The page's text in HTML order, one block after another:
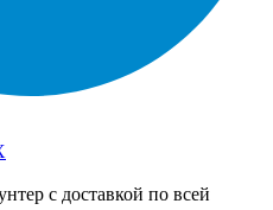
с доставкой по всей